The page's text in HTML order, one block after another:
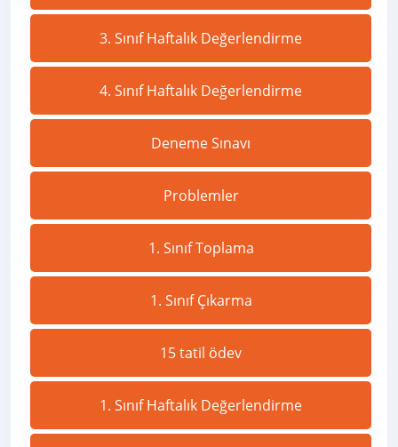
3. Sınıf Haftalık Değerlendirme
4. Sınıf Haftalık Değerlendirme
Deneme Sınavı
Problemler
1. Sınıf Toplama
1. Sınıf Çıkarma
15 tatil ödev
1. Sınıf Haftalık Değerlendirme